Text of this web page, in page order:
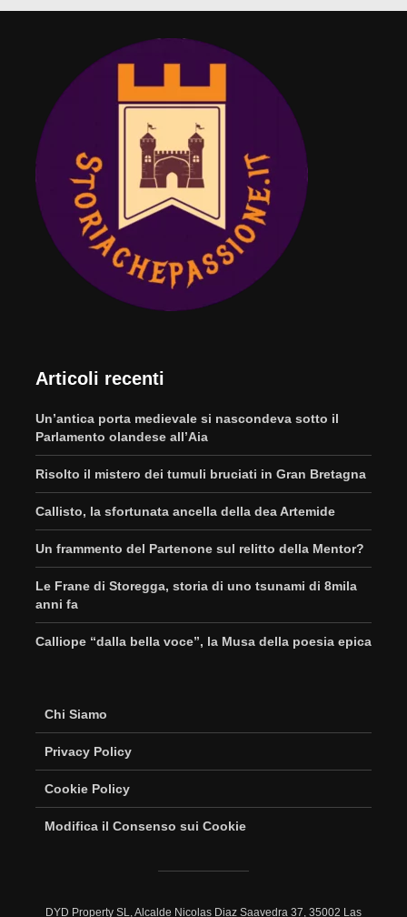
Articoli recenti
Un’antica porta medievale si nascondeva sotto il
Parlamento olandese all’Aia
Risolto il mistero dei tumuli bruciati in Gran Bretagna
Callisto, la sfortunata ancella della dea Artemide
Un frammento del Partenone sul relitto della Mentor?
Le Frane di Storegga, storia di uno tsunami di 8mila
anni fa
Calliope “dalla bella voce”, la Musa della poesia epica
Chi Siamo
Privacy Policy
Cookie Policy
Modifica il Consenso sui Cookie
DYD Property SL, Alcalde Nicolas Diaz Saavedra 37, 35002 Las